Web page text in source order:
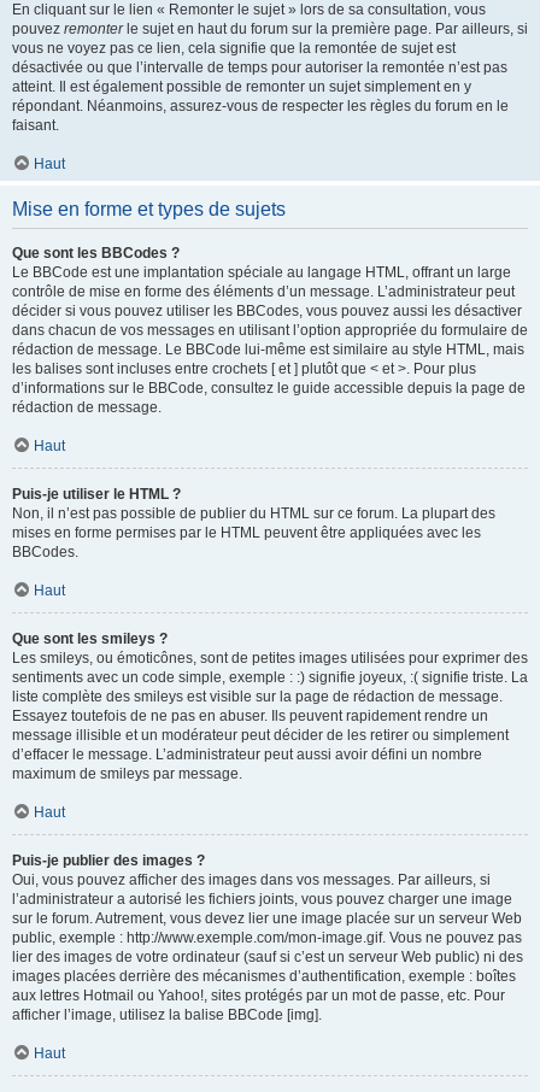
En cliquant sur le lien « Remonter le sujet » lors de sa consultation, vous
pouvez remonterle sujet en haut du forum sur la première page. Par ailleurs, si
vous ne voyez pas ce lien, cela signifie que la remontée de sujet est
désactivée ou que l’intervalle de temps pour autoriser la remontée n’est pas
atteint. Il est également possible de remonter un sujet simplement en y
répondant. Néanmoins, assurez-vous de respecter les règles du forum en le
faisant.
Haut
Mise en forme et types de sujets
Que sont les BBCodes ?
Le BBCode est une implantation spéciale au langage HTML, offrant un large
contrôle de mise en forme des éléments d’un message. L’administrateur peut
décider si vous pouvez utiliser les BBCodes, vous pouvez aussi les désactiver
dans chacun de vos messages en utilisant l’option appropriée du formulaire de
rédaction de message. Le BBCode lui-même est similaire au style HTML, mais
les balises sont incluses entre crochets [ et ] plutôt que < et >. Pour plus
d’informations sur le BBCode, consultez le guide accessible depuis la page de
rédaction de message.
Haut
Puis-je utiliser le HTML ?
Non, il n’est pas possible de publier du HTML sur ce forum. La plupart des
mises en forme permises par le HTML peuvent être appliquées avec les
BBCodes.
Haut
Que sont les smileys ?
Les smileys, ou émoticônes, sont de petites images utilisées pour exprimer des
sentiments avec un code simple, exemple : :) signifie joyeux, :( signifie triste. La
liste complète des smileys est visible sur la page de rédaction de message.
Essayez toutefois de ne pas en abuser. Ils peuvent rapidement rendre un
message illisible et un modérateur peut décider de les retirer ou simplement
d’effacer le message. L’administrateur peut aussi avoir défini un nombre
maximum de smileys par message.
Haut
Puis-je publier des images ?
Oui, vous pouvez afficher des images dans vos messages. Par ailleurs, si
l’administrateur a autorisé les fichiers joints, vous pouvez charger une image
sur le forum. Autrement, vous devez lier une image placée sur un serveur Web
public, exemple : http://www.exemple.com/mon-image.gif. Vous ne pouvez pas
lier des images de votre ordinateur (sauf si c’est un serveur Web public) ni des
images placées derrière des mécanismes d’authentification, exemple : boîtes
aux lettres Hotmail ou Yahoo!, sites protégés par un mot de passe, etc. Pour
afficher l’image, utilisez la balise BBCode [img].
Haut